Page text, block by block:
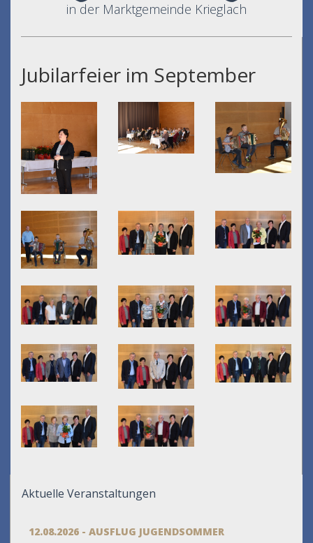
in der Marktgemeinde Krieglach
Jubilarfeier im September
Aktuelle Veranstaltungen
12.08.2026 - AUSFLUG JUGENDSOMMER